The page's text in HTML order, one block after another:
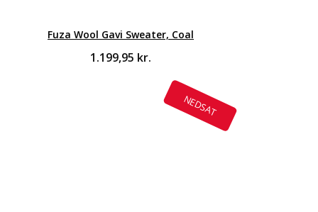
Fuza Wool Gavi Sweater, Coal
1.199,95 kr.
NEDSAT